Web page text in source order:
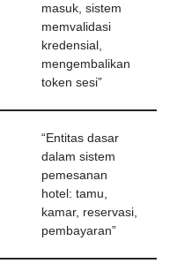
masuk, sistem
memvalidasi
kredensial,
mengembalikan
token sesi”
“Entitas dasar
dalam sistem
pemesanan
hotel: tamu,
kamar, reservasi,
pembayaran”